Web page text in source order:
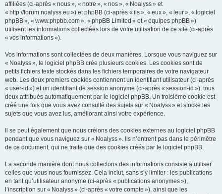
e
affiliées (ci-après « nous », « notre », « nos », « Noalyss » et
« http://forum.noalyss.eu ») et phpBB (ci-après « ils », « eux », « leur », « logiciel
phpBB », « www.phpbb.com », « phpBB Limited » et « équipes phpBB »)
utilisent les informations collectées lors de votre utilisation de ce site (ci-après
« vos informations »).
Vos informations sont collectées de deux manières. Lorsque vous naviguez sur
« Noalyss », le logiciel phpBB crée plusieurs cookies. Les cookies sont de
petits fichiers texte stockés dans les fichiers temporaires de votre navigateur
web. Les deux premiers cookies contiennent un identifiant utilisateur (ci-après
« user-id ») et un identifiant de session anonyme (ci-après « session-id »), tous
deux attribués automatiquement par le logiciel phpBB. Un troisième cookie est
créé une fois que vous avez consulté des sujets sur « Noalyss » et stocke les
sujets que vous avez lus, améliorant ainsi votre expérience.
Il se peut également que nous créions des cookies externes au logiciel phpBB
pendant que vous naviguez sur « Noalyss ». Ils n’entrent pas dans le périmètre
de ce document, qui ne traite que des cookies créés par le logiciel phpBB.
La seconde manière dont nous collectons des informations consiste à utiliser
celles que vous nous fournissez. Cela inclut, sans s’y limiter : les publications
en tant qu’utilisateur anonyme (ci-après « publications anonymes »),
l’inscription sur « Noalyss » (ci-après « votre compte »), ainsi que les